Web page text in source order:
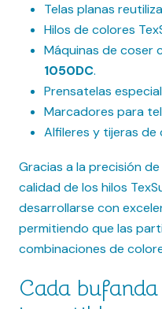
Telas planas
Hilos de colores
Máquinas de coser
1050DC.
Prensatelas
Marcadores para
Alfileres y tijeras de
Gracias a la precisión
calidad de los hilos
desarrollarse con
permitiendo que las
combinaciones de
Cada